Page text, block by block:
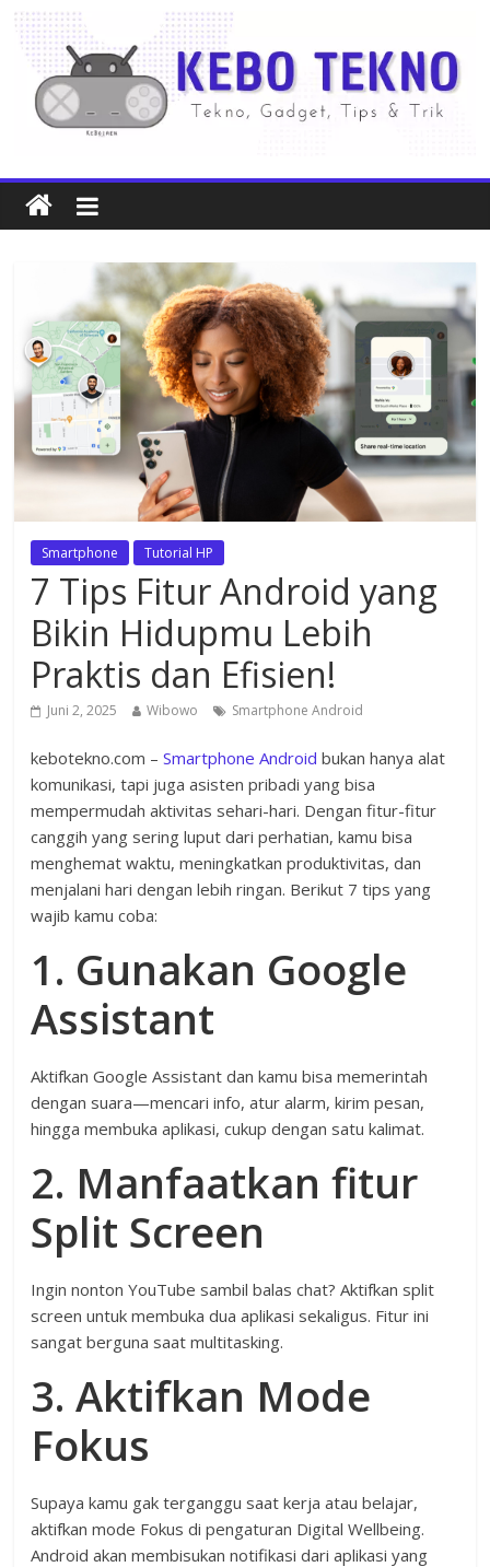
Smartphone Tutorial HP
7 Tips Fitur Android yang
Bikin Hidupmu Lebih
Praktis dan Efisien!
Juni 2, 2025 Wibowo Smartphone Android
kebotekno.com –Smartphone Android bukan hanya alat
komunikasi, tapi juga asisten pribadi yang bisa
mempermudah aktivitas sehari-hari. Dengan fitur-fitur
canggih yang sering luput dari perhatian, kamu bisa
menghemat waktu, meningkatkan produktivitas, dan
menjalani hari dengan lebih ringan. Berikut 7 tips yang
wajib kamu coba:
1. Gunakan Google
Assistant
Aktifkan Google Assistant dan kamu bisa memerintah
dengan suara—mencari info, atur alarm, kirim pesan,
hingga membuka aplikasi, cukup dengan satu kalimat.
2. Manfaatkan fitur
Split Screen
Ingin nonton YouTube sambil balas chat? Aktifkan split
screen untuk membuka dua aplikasi sekaligus. Fitur ini
sangat berguna saat multitasking.
3. Aktifkan Mode
Fokus
Supaya kamu gak terganggu saat kerja atau belajar,
aktifkan mode Fokus di pengaturan Digital Wellbeing.
Android akan membisukan notifikasi dari aplikasi yang